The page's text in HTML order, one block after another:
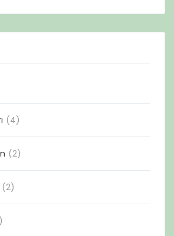
(4)
(2)
(2)